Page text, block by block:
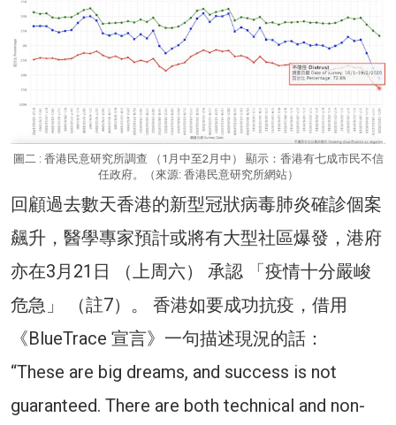
圖二 : 香港民意研究所調查 （1月中至2月中） 顯示：香港有七成市民不信
任政府。（來源: 香港民意研究所網站）
回顧過去數天香港的新型冠狀病毒肺炎確診個案
飆升，醫學專家預計或將有大型社區爆發，港府
亦在3月21日 （上周六） 承認 「疫情十分嚴峻
危急」 （註7）。 香港如要成功抗疫，借用
《BlueTrace 宣言》一句描述現況的話：
“These are big dreams, and success is not
guaranteed. There are both technical and non-